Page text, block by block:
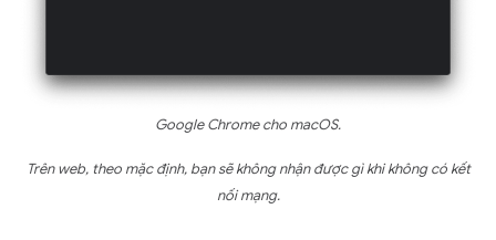
Google Chrome cho macOS.
Trên web, theo mặc định, bạn sẽ không nhận được gì khi không có kết
nối mạng.